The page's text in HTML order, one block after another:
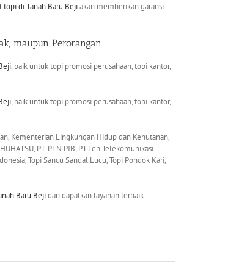
topidi Tanah Baru Bejiakan memberikan garansi
maupun Perorangan
, baik untuk topi promosi perusahaan, topi kantor,
, baik untuk topi promosi perusahaan, topi kantor,
Kementerian Lingkungan Hidup dan Kehutanan,
PT. PLN PJB, PT Len Telekomunikasi
Topi Sancu Sandal Lucu, Topi Pondok Kari,
Baru Bejidan dapatkan layanan terbaik.